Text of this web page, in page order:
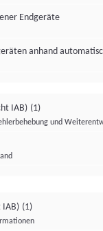
Endgeräte
anhand
IAB) (1)
und
IAB) (1)